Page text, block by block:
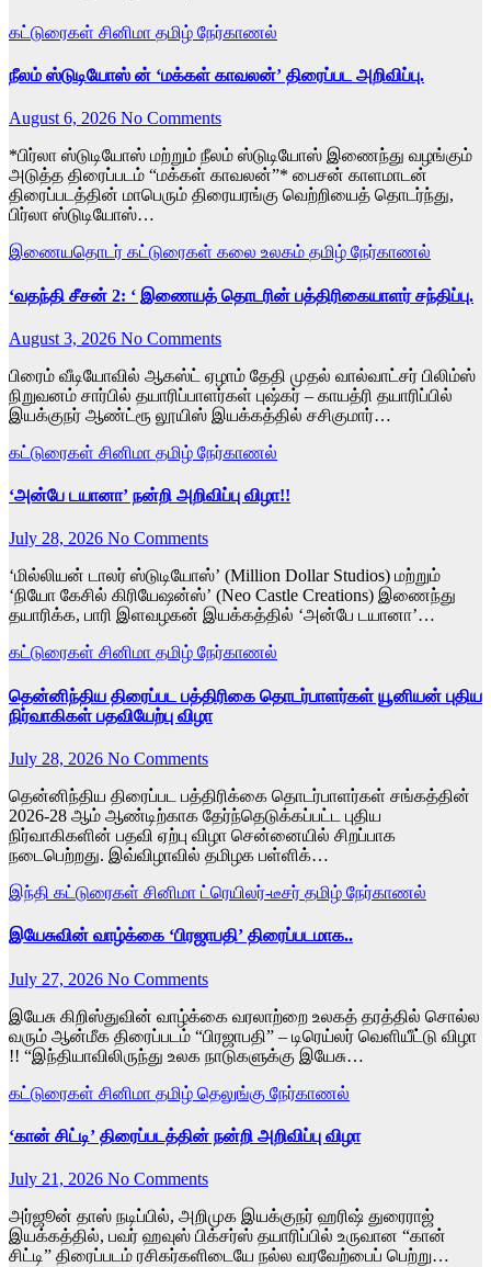
கட்டுரைகள் சினிமா தமிழ் நேர்காணல்
நீலம் ஸ்டுடியோஸ் ன் ‘மக்கள் காவலன்’ திரைப்பட அறிவிப்பு.
August 6, 2026 No Comments
*பிர்லா ஸ்டுடியோஸ் மற்றும் நீலம் ஸ்டுடியோஸ் இணைந்து வழங்கும்
அடுத்த திரைப்படம் “மக்கள் காவலன்”* பைசன் காளமாடன்
திரைப்படத்தின் மாபெரும் திரையரங்கு வெற்றியைத் தொடர்ந்து,
பிர்லா ஸ்டுடியோஸ்…
இணையதொடர் கட்டுரைகள் கலை உலகம் தமிழ் நேர்காணல்
‘வதந்தி சீசன் 2: ‘ இணையத் தொடரின் பத்திரிகையாளர் சந்திப்பு.
August 3, 2026 No Comments
பிரைம் வீடியோவில் ஆகஸ்ட் ஏழாம் தேதி முதல் வால்வாட்சர் பிலிம்ஸ்
நிறுவனம் சார்பில் தயாரிப்பாளர்கள் புஷ்கர் – காயத்ரி தயாரிப்பில்
இயக்குநர் ஆண்ட்ரூ லூயிஸ் இயக்கத்தில் சசிகுமார்…
கட்டுரைகள் சினிமா தமிழ் நேர்காணல்
‘அன்பே டயானா’ நன்றி அறிவிப்பு விழா!!
July 28, 2026 No Comments
‘மில்லியன் டாலர் ஸ்டுடியோஸ்’ (Million Dollar Studios) மற்றும்
‘நியோ கேசில் கிரியேஷன்ஸ்’ (Neo Castle Creations) இணைந்து
தயாரிக்க, பாரி இளவழகன் இயக்கத்தில் ‘அன்பே டயானா’…
கட்டுரைகள் சினிமா தமிழ் நேர்காணல்
தென்னிந்திய திரைப்பட பத்திரிகை தொடர்பாளர்கள் யூனியன் புதிய
நிர்வாகிகள் பதவியேற்பு விழா
July 28, 2026 No Comments
தென்னிந்திய திரைப்பட பத்திரிக்கை தொடர்பாளர்கள் சங்கத்தின்
2026-28 ஆம் ஆண்டிற்காக தேர்ந்தெடுக்கப்பட்ட புதிய
நிர்வாகிகளின் பதவி ஏற்பு விழா சென்னையில் சிறப்பாக
நடைபெற்றது. இவ்விழாவில் தமிழக பள்ளிக்…
இந்தி கட்டுரைகள் சினிமா ட்ரெயிலர்-டீசர் தமிழ் நேர்காணல்
இயேசுவின் வாழ்க்கை ‘பிரஜாபதி’ திரைப்படமாக..
July 27, 2026 No Comments
இயேசு கிறிஸ்துவின் வாழ்க்கை வரலாற்றை உலகத் தரத்தில் சொல்ல
வரும் ஆன்மீக திரைப்படம் “பிரஜாபதி” – டிரெய்லர் வெளியீட்டு விழா
!! “இந்தியாவிலிருந்து உலக நாடுகளுக்கு இயேசு…
கட்டுரைகள் சினிமா தமிழ் தெலுங்கு நேர்காணல்
‘கான் சிட்டி’ திரைப்படத்தின் நன்றி அறிவிப்பு விழா
July 21, 2026 No Comments
அர்ஜூன் தாஸ் நடிப்பில், அறிமுக இயக்குநர் ஹரிஷ் துரைராஜ்
இயக்கத்தில், பவர் ஹவுஸ் பிக்சர்ஸ் தயாரிப்பில் உருவான “கான்
சிட்டி” திரைப்படம் ரசிகர்களிடையே நல்ல வரவேற்பைப் பெற்று…